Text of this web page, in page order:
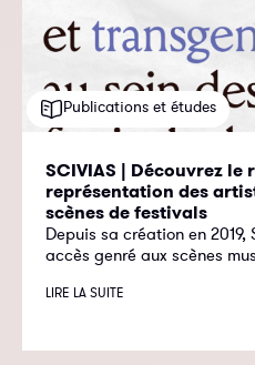
Publications et études
SCIVIAS | Découvrez
représentation des
scènes de festivals
Depuis sa création en
accès genré aux scènes
LIRE LA SUITE